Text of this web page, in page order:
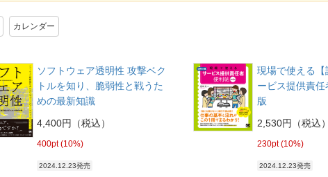
カレンダー
ソフトウェア透明性 攻撃ベク
トルを知り、脆弱性と戦うた
めの最新知識
4,400円（税込）
400pt (10%)
2024.12.23発売
現場で使える
ービス提供責
版
2,530円（税込）
230pt (10%)
2024.12.23発売